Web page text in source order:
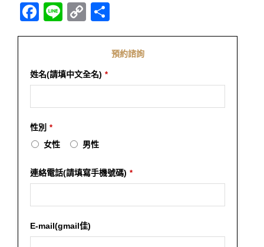
Facebook
LineCopy
Link
享
預約諮詢
姓名(請填中文全名) *
性別 *
女性 男性
連絡電話(請填寫手機號碼) *
E-mail(gmail佳)